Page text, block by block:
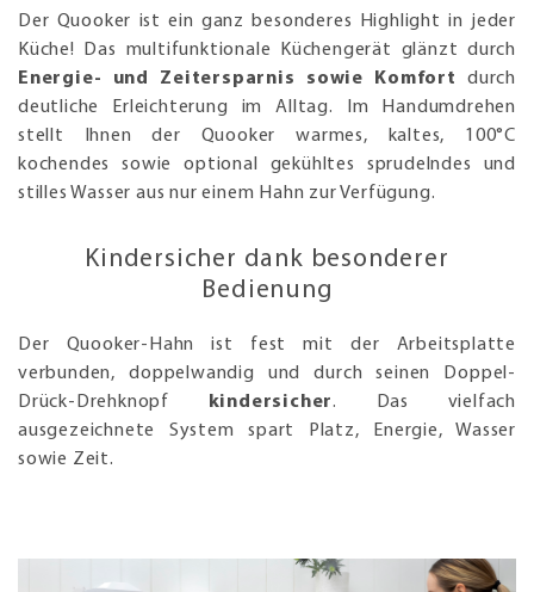
Der Quooker ist ein ganz besonderes Highlight in jeder
Küche! Das multifunktionale Küchengerät glänzt durch
Energie- und Zeitersparnis sowie Komfort
durch
deutliche Erleichterung im Alltag. Im Handumdrehen
stellt Ihnen der Quooker warmes, kaltes, 100°C
kochendes sowie optional gekühltes sprudelndes und
stilles Wasser aus nur einem Hahn zur Verfügung.
Kindersicher dank besonderer
Bedienung
Der Quooker-Hahn ist fest mit der Arbeitsplatte
verbunden, doppelwandig und durch seinen Doppel-
Drück-Drehknopf kindersicher. Das vielfach
ausgezeichnete System spart Platz, Energie, Wasser
sowie Zeit.